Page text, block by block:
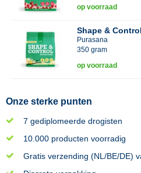
op voorraad
Shape &
Purasana
350 gram
op voorraad
Onze sterke punten
7 gediplomeerde drogisten
10.000 producten voorradig
Gratis verzending (NL/BE/DE)